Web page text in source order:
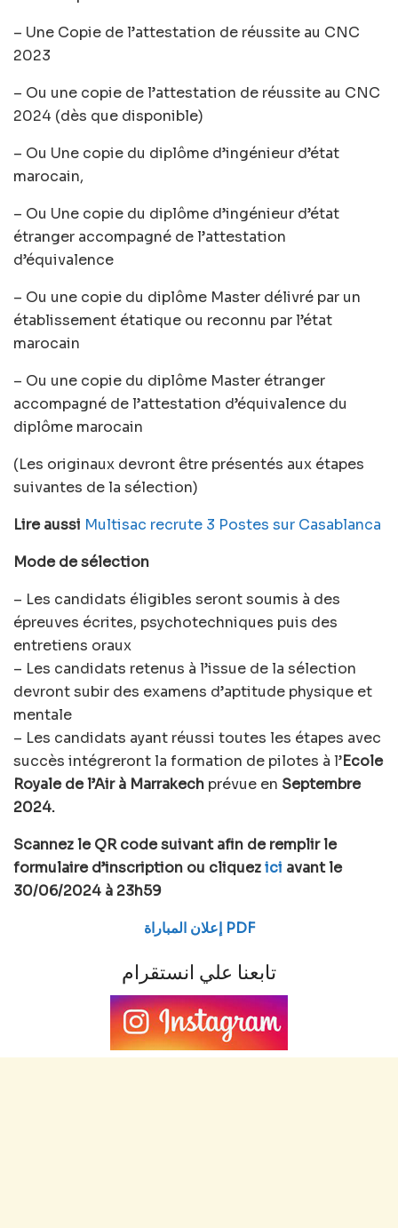
– Une Copie de l’attestation de réussite au CNC
2023
– Ou une copie de l’attestation de réussite au CNC
2024 (dès que disponible)
– Ou Une copie du diplôme d’ingénieur d’état
marocain,
– Ou Une copie du diplôme d’ingénieur d’état
étranger accompagné de l’attestation
d’équivalence
– Ou une copie du diplôme Master délivré par un
établissement étatique ou reconnu par l’état
marocain
– Ou une copie du diplôme Master étranger
accompagné de l’attestation d’équivalence du
diplôme marocain
(Les originaux devront être présentés aux étapes
suivantes de la sélection)
Lire aussi Multisac recrute 3 Postes sur Casablanca
Mode de sélection
– Les candidats éligibles seront soumis à des
épreuves écrites, psychotechniques puis des
entretiens oraux
– Les candidats retenus à l’issue de la sélection
devront subir des examens d’aptitude physique et
mentale
– Les candidats ayant réussi toutes les étapes avec
succès intégreront la formation de pilotes à l’Ecole
Royale de l’Air à Marrakech prévue en Septembre
2024.
Scannez le QR code suivant afin de remplir le
formulaire d’inscription ou cliquezici avant le
30/06/2024 à 23h59
إعلان المباراة PDF
تابعنا علي انستقرام